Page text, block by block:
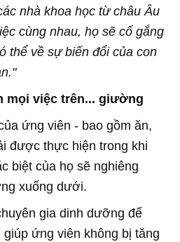
nhà khoa học từ châu Âu
cùng nhau, họ sẽ cố gắng
thể về sự biến đổi của con
mọi việc trên... giường
ứng viên - bao gồm ăn,
được thực hiện trong khi
biệt của họ sẽ nghiêng
xuống dưới.
gia dinh dưỡng để
ứng viên không bị tăng